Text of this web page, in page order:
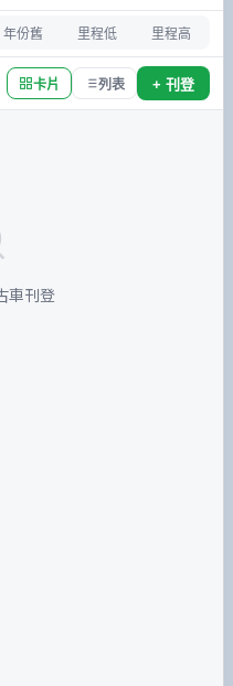
年份舊 里程低 里程高
卡片 列表 + 刊登
車刊登